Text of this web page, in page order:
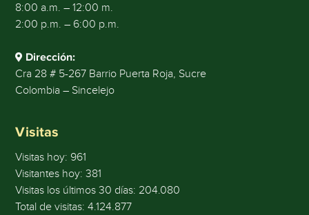
8:00 a.m. – 12:00 m.
2:00 p.m. – 6:00 p.m.
Dirección:
Cra 28 # 5-267 Barrio Puerta Roja, Sucre
Colombia – Sincelejo
Visitas
Visitas hoy: 961
Visitantes hoy:381
Visitas los últimos 30 días: 204.080
Total de visitas:4.124.877